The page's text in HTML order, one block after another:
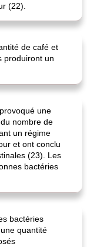
(22).
de café et
produiront un
une
nombre de
un régime
et ont conclu
(23). Les
bactéries
bactéries
quantité